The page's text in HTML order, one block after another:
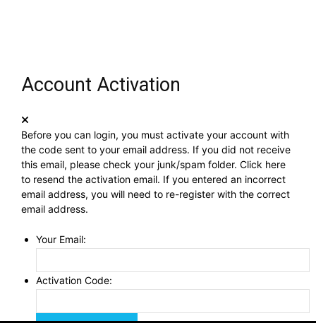
Account Activation
Before you can login, you must activate your account with
the code sent to your email address. If you did not receive
this email, please check your junk/spam folder. Click here
to resend the activation email. If you entered an incorrect
email address, you will need to re-register with the correct
email address.
Your Email:
Activation Code: